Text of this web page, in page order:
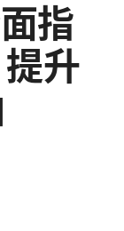
指
升